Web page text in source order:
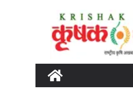
content